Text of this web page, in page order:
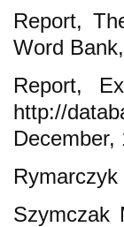
Report,
Word
Report,
http://
December,
Szymczak